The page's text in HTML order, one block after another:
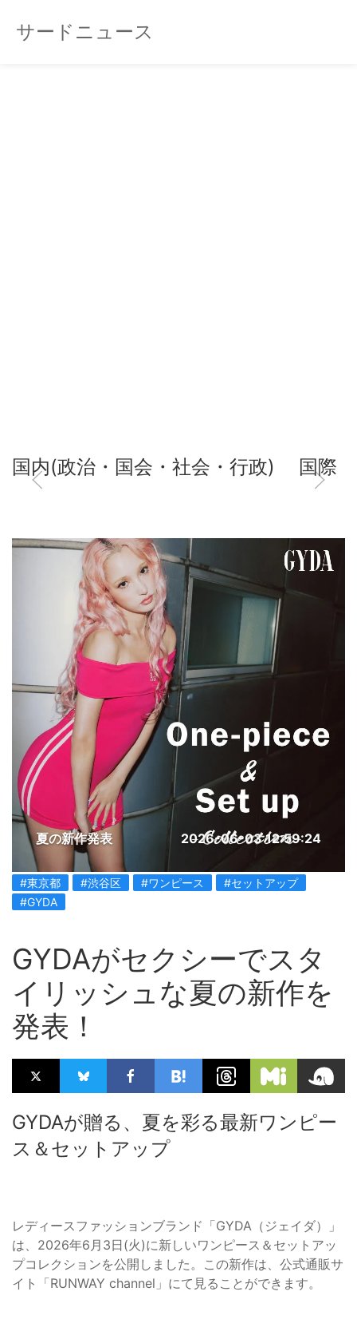
サードニュース
国内(政治・国会・社会・行政) 国際
夏の新作発表 2026-06-03 12:59:24
#東京都 #渋谷区 #ワンピース
#セットアップ
#GYDA
GYDAがセクシーでスタ
イリッシュな夏の新作を
発表！
GYDAが贈る、夏を彩る最新ワンピー
ス＆セットアップ
レディースファッションブランド「GYDA（ジェイダ）」
は、2026年6月3日(火)に新しいワンピース＆セットアッ
プコレクションを公開しました。この新作は、公式通販サ
イト「RUNWAY channel」にて見ることができます。